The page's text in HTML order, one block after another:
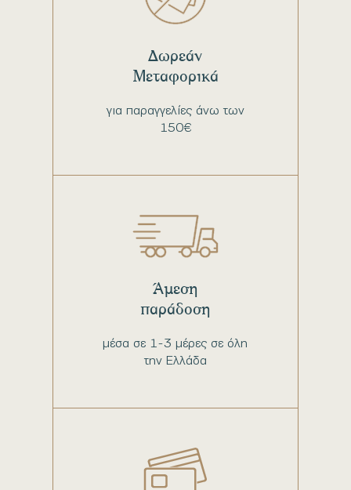
για παραγγελίες άνω των
150€
Δωρεάν
Μεταφορικά
μέσα σε 1-3 μέρες σε όλη
την Ελλάδα
Άμεση
παράδοση